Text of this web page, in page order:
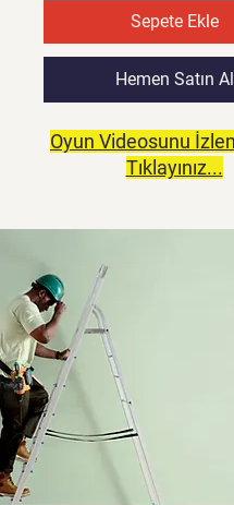
Sepete Ekle
Hemen Satın Al
Oyun Videosunu
Tıklayınız...